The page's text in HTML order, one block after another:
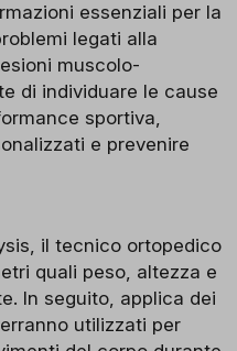
essenziali per la
legati alla
muscolo-
di individuare le cause
sportiva,
e prevenire
il tecnico ortopedico
quali peso, altezza e
In seguito, applica dei
utilizzati per